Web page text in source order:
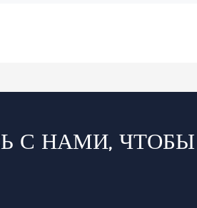
С НАМИ,